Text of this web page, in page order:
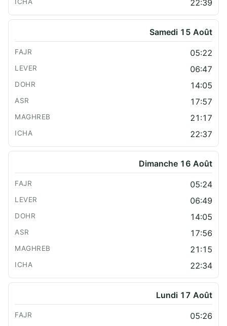
22:39
Samedi 15 Août
05:22
06:47
14:05
17:57
21:17
22:37
Dimanche 16 Août
05:24
06:49
14:05
17:56
21:15
22:34
Lundi 17 Août
05:26